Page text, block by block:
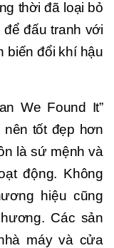
thời đã loại bỏ
đấu tranh với
biến đổi khí hậu
We Found It”
nên tốt đẹp hơn
là sứ mệnh và
động. Không
hiệu cũng
Các sản
máy và cửa